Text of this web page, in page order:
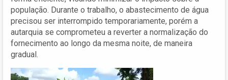
população. Durante o trabalho, o abastecimento de água
precisou ser interrompido temporariamente, porém a
autarquia se comprometeu a reverter a normalização do
fornecimento ao longo da mesma noite, de maneira
gradual.